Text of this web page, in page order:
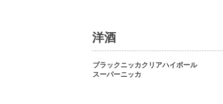
洋酒
ブラックニッカクリアハイボール
スーパーニッカ